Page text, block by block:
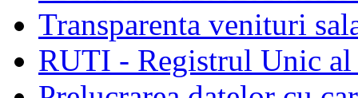
Transparenta venituri
RUTI - Registrul Unic al